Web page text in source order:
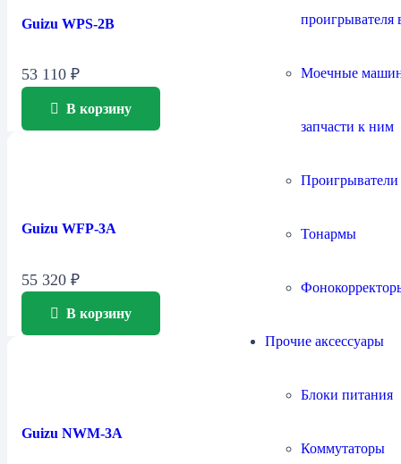
проигрывателя
Моечные
запчасти к ним
Тонармы
Прочие аксессуары
Блоки питания
Коммутаторы
Guizu WPS-2B
53 110 ₽
В корзину
Guizu WFP-3A
55 320 ₽
В корзину
Guizu NWM-3A